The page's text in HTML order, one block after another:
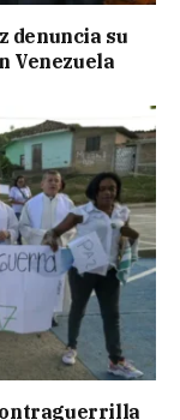
denuncia su
Venezuela